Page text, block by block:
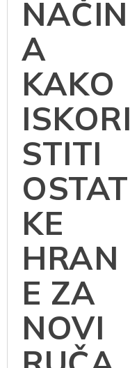
NAČIN
A
KAKO
ISKORI
STITI
OSTAT
KE
HRAN
E ZA
NOVI